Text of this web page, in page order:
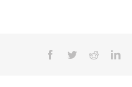
Facebook
TwitterReddit